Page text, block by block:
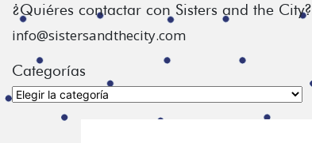
¿Quiéres contactar con Sisters and the City?
info@sistersandthecity.com
Categorías
Categorías